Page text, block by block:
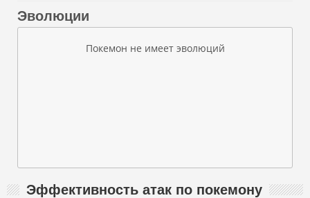
Эволюции
Покемон не имеет эволюций
Эффективность атак по покемону